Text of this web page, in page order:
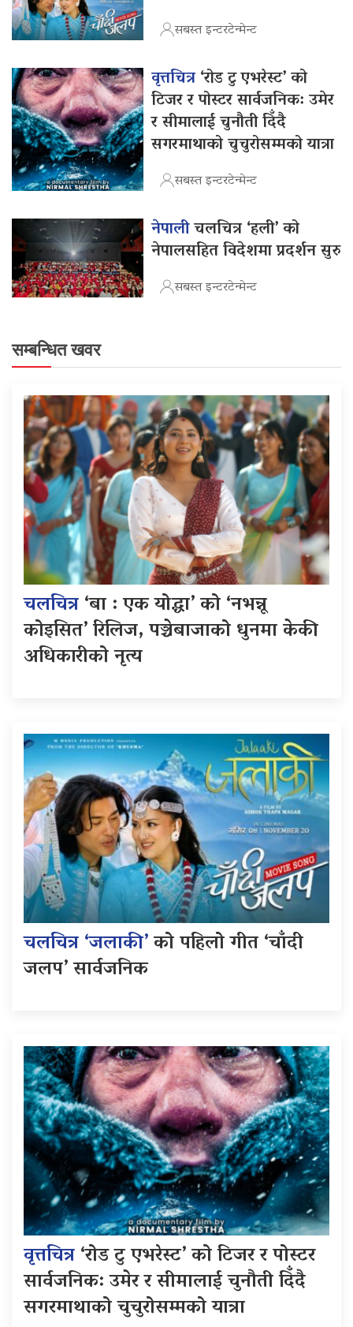
सबस्त इन्टरटेन्मेन्ट
वृत्तचित्र‘रोड टु एभरेस्ट’ को
टिजर र पोस्टर सार्वजनिक: उमेर
र सीमालाई चुनौती दिँदै
सगरमाथाको चुचुरोसम्मको यात्रा
सबस्त इन्टरटेन्मेन्ट
नेपालीचलचित्र ‘हली’ को
नेपालसहित विदेशमा प्रदर्शन सुरु
सबस्त इन्टरटेन्मेन्ट
सम्बन्धित खवर
चलचित्र‘बा : एक योद्धा’ को ‘नभन्नू
कोइसित’ रिलिज, पञ्चेबाजाको धुनमा केकी
अधिकारीको नृत्य
चलचित्र ‘जलाकी’को पहिलो गीत ‘चाँदी
जलप’ सार्वजनिक
वृत्तचित्र‘रोड टु एभरेस्ट’ को टिजर र पोस्टर
सार्वजनिक: उमेर र सीमालाई चुनौती दिँदै
सगरमाथाको चुचुरोसम्मको यात्रा